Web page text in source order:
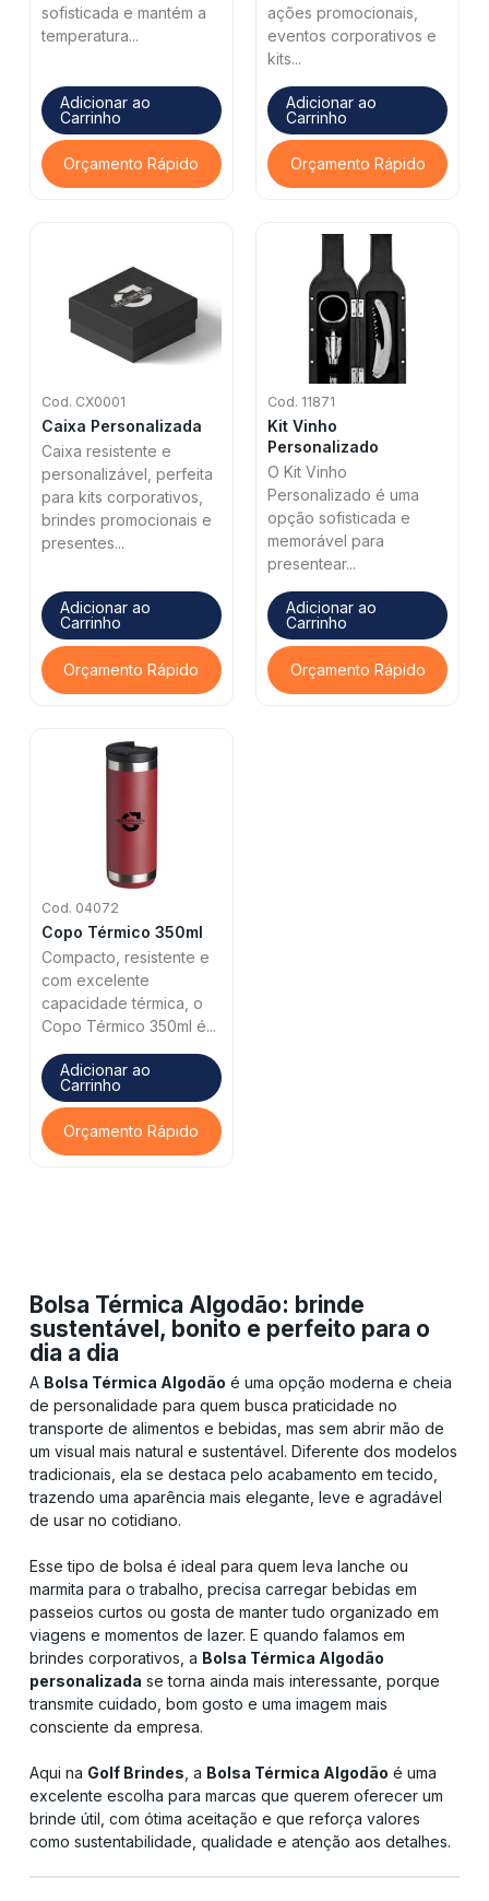
sofisticada e mantém a
temperatura...
Adicionar ao
Carrinho
Orçamento Rápido
ações promocionais,
eventos corporativos e
kits...
Adicionar ao
Carrinho
Orçamento Rápido
Cod. CX0001
Caixa Personalizada
Caixa resistente e
personalizável, perfeita
para kits corporativos,
brindes promocionais e
presentes...
Adicionar ao
Carrinho
Orçamento Rápido
Cod. 11871
Kit Vinho
Personalizado
O Kit Vinho
Personalizado é uma
opção sofisticada e
memorável para
presentear...
Adicionar ao
Carrinho
Orçamento Rápido
Cod. 04072
Copo Térmico 350ml
Compacto, resistente e
com excelente
capacidade térmica, o
Copo Térmico 350ml é...
Adicionar ao
Carrinho
Orçamento Rápido
Bolsa Térmica Algodão: brinde
sustentável, bonito e perfeito para o
dia a dia
A Bolsa Térmica Algodão é uma opção moderna e cheia
de personalidade para quem busca praticidade no
transporte de alimentos e bebidas, mas sem abrir mão de
um visual mais natural e sustentável. Diferente dos modelos
tradicionais, ela se destaca pelo acabamento em tecido,
trazendo uma aparência mais elegante, leve e agradável
de usar no cotidiano.
Esse tipo de bolsa é ideal para quem leva lanche ou
marmita para o trabalho, precisa carregar bebidas em
passeios curtos ou gosta de manter tudo organizado em
viagens e momentos de lazer. E quando falamos em
brindes corporativos, a Bolsa Térmica Algodão
personalizada se torna ainda mais interessante, porque
transmite cuidado, bom gosto e uma imagem mais
consciente da empresa.
Aqui na Golf Brindes , a Bolsa Térmica Algodão é uma
excelente escolha para marcas que querem oferecer um
brinde útil, com ótima aceitação e que reforça valores
como sustentabilidade, qualidade e atenção aos detalhes.